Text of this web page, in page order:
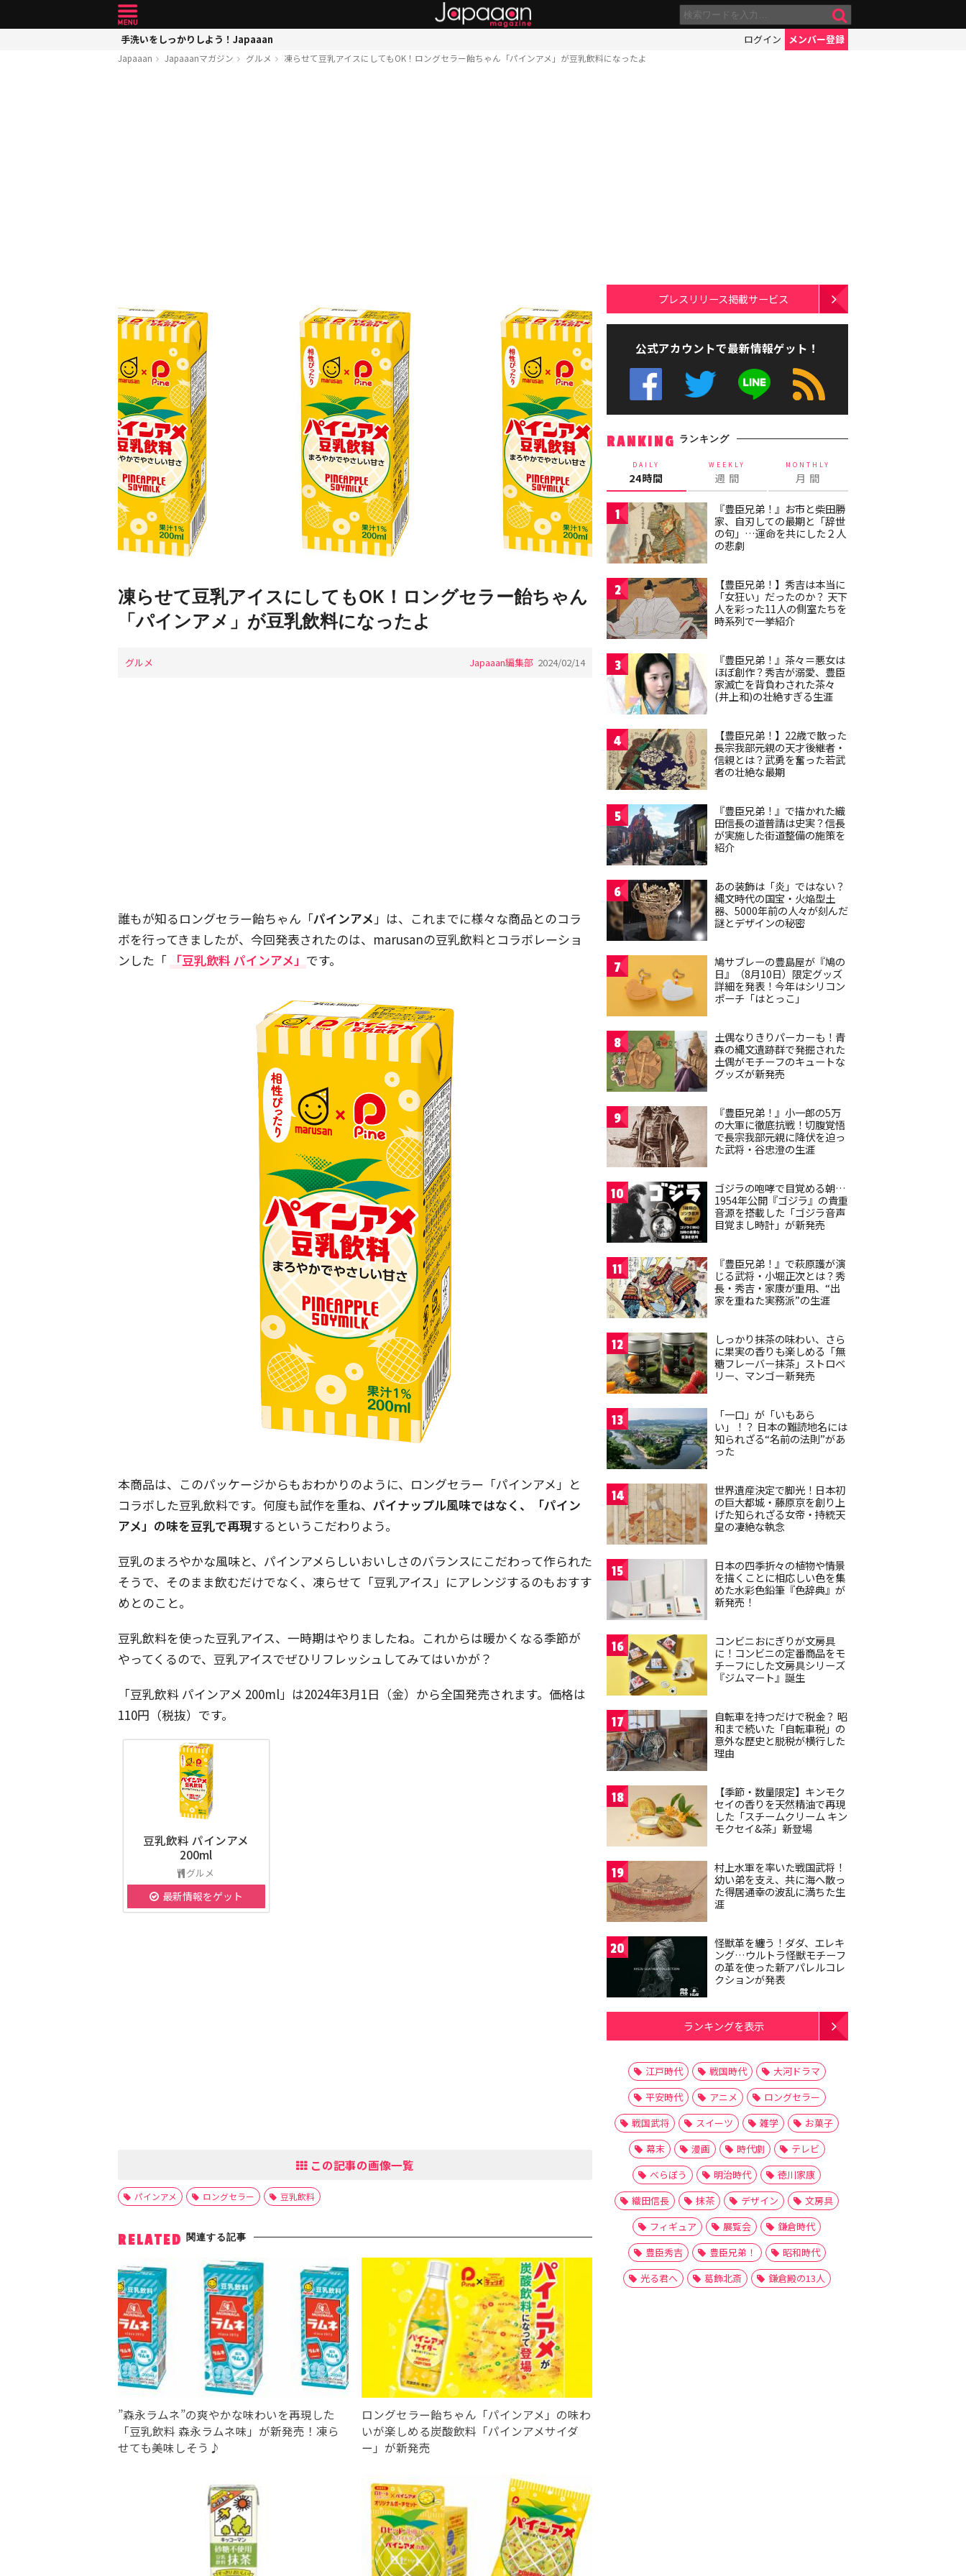
手洗いをしっかりしよう！Japaaan ログイン メンバー登録
Japaaan Japaaanマガジン グルメ 凍らせて豆乳アイスにしてもOK！ロングセラー飴ちゃん「パインアメ」が豆乳飲料になったよ
凍らせて豆乳アイスにしてもOK！ロングセラー飴ちゃん
「パインアメ」が豆乳飲料になったよ
グルメ Japaaan編集部 2024/02/14
誰もが知るロングセラー飴ちゃん「パインアメ」は、これまでに様々な商品とのコラ
ボを行ってきましたが、今回発表されたのは、marusanの豆乳飲料とコラボレーショ
ンした「 「豆乳飲料 パインアメ」 です。
本商品は、このパッケージからもおわかりのように、ロングセラー「パインアメ」と
コラボした豆乳飲料です。何度も試作を重ね、 パイナップル風味ではなく、「パイン
アメ」の味を豆乳で再現するというこだわりよう。
豆乳のまろやかな風味と、パインアメらしいおいしさのバランスにこだわって作られた
そうで、そのまま飲むだけでなく、凍らせて「豆乳アイス」にアレンジするのもおすす
めとのこと。
豆乳飲料を使った豆乳アイス、一時期はやりましたね。これからは暖かくなる季節が
やってくるので、豆乳アイスでぜひリフレッシュしてみてはいかが？
「豆乳飲料 パインアメ 200ml」は2024年3月1日（金）から全国発売されます。価格は
110円（税抜）です。
豆乳飲料 パインアメ
200ml
グルメ
最新情報をゲット
この記事の画像一覧
パインアメ ロングセラー 豆乳飲料
RELATED 関連する記事
”森永ラムネ”の爽やかな味わいを再現した
「豆乳飲料 森永ラムネ味」が新発売！凍ら
せても美味しそう♪
ロングセラー飴ちゃん「パインアメ」の味わ
いが楽しめる炭酸飲料「パインアメサイダ
ー」が新発売
プレスリリース掲載サービス
公式アカウントで最新情報ゲット！
RANKING ランキング
DAILY
24時間
WEEKLY
週 間
MONTHLY
月 間
1
『豊臣兄弟！』お市と柴田勝
家、自刃しての最期と「辞世
の句」…運命を共にした２人
の悲劇
2
【豊臣兄弟！】秀吉は本当に
「女狂い」だったのか？ 天下
人を彩った11人の側室たちを
時系列で一挙紹介
3
『豊臣兄弟！』茶々＝悪女は
ほぼ創作？秀吉が溺愛、豊臣
家滅亡を背負わされた茶々
(井上和)の壮絶すぎる生涯
4
【豊臣兄弟！】22歳で散った
長宗我部元親の天才後継者・
信親とは？武勇を奮った若武
者の壮絶な最期
5
『豊臣兄弟！』で描かれた織
田信長の道普請は史実？信長
が実施した街道整備の施策を
紹介
6
あの装飾は「炎」ではない？
縄文時代の国宝・火焔型土
器、5000年前の人々が刻んだ
謎とデザインの秘密
7
鳩サブレーの豊島屋が『鳩の
日』（8月10日）限定グッズ
詳細を発表！今年はシリコン
ポーチ「はとっこ」
8
土偶なりきりパーカーも！青
森の縄文遺跡群で発掘された
土偶がモチーフのキュートな
グッズが新発売
9
『豊臣兄弟！』小一郎の5万
の大軍に徹底抗戦！切腹覚悟
で長宗我部元親に降伏を迫っ
た武将・谷忠澄の生涯
10
ゴジラの咆哮で目覚める朝…
1954年公開『ゴジラ』の貴重
音源を搭載した「ゴジラ音声
目覚まし時計」が新発売
11
『豊臣兄弟！』で萩原護が演
じる武将・小堀正次とは？秀
長・秀吉・家康が重用、“出
家を重ねた実務派”の生涯
12
しっかり抹茶の味わい、さら
に果実の香りも楽しめる「無
糖フレーバー抹茶」ストロベ
リー、マンゴー新発売
13
「一口」が「いもあら
い」！？ 日本の難読地名には
知られざる“名前の法則”があ
った
14
世界遺産決定で脚光！日本初
の巨大都城・藤原京を創り上
げた知られざる女帝・持統天
皇の凄絶な執念
15
日本の四季折々の植物や情景
を描くことに相応しい色を集
めた水彩色鉛筆『色辞典』が
新発売！
16
コンビニおにぎりが文房具
に！コンビニの定番商品をモ
チーフにした文房具シリーズ
『ジムマート』誕生
17
自転車を持つだけで税金？ 昭
和まで続いた「自転車税」の
意外な歴史と脱税が横行した
理由
18
【季節・数量限定】キンモク
セイの香りを天然精油で再現
した「スチームクリーム キン
モクセイ&茶」新登場
19
村上水軍を率いた戦国武将！
幼い弟を支え、共に海へ散っ
た得居通幸の波乱に満ちた生
涯
20
怪獣革を纏う！ダダ、エレキ
ング…ウルトラ怪獣モチーフ
の革を使った新アパレルコレ
クションが発表
ランキングを表示
江戸時代 戦国時代
大河ドラマ
平安時代
アニメ
ロングセラー
戦国武将
スイーツ 雑学
お菓子
幕末
漫画 時代劇
テレビ
べらぼう
明治時代
徳川家康
織田信長
抹茶 デザイン
文房具
フィギュア
展覧会
鎌倉時代
豊臣秀吉
豊臣兄弟！
昭和時代
光る君へ
葛飾北斎 鎌倉殿の13人